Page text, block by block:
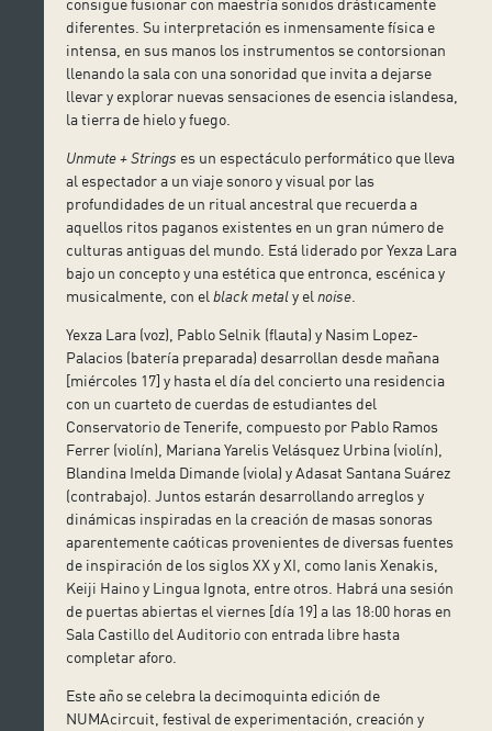
consigue fusionar con maestría sonidos drásticamente
diferentes. Su interpretación es inmensamente física e
intensa, en sus manos los instrumentos se contorsionan
llenando la sala con una sonoridad que invita a dejarse
llevar y explorar nuevas sensaciones de esencia islandesa,
la tierra de hielo y fuego.
Unmute + Strings es un espectáculo performático que lleva
al espectador a un viaje sonoro y visual por las
profundidades de un ritual ancestral que recuerda a
aquellos ritos paganos existentes en un gran número de
culturas antiguas del mundo. Está liderado por Yexza Lara
bajo un concepto y una estética que entronca, escénica y
musicalmente, con elblack metaly elnoise
Yexza Lara (voz), Pablo Selnik (flauta) y Nasim Lopez-
Palacios (batería preparada) desarrollan desde mañana
[miércoles 17] y hasta el día del concierto una residencia
con un cuarteto de cuerdas de estudiantes del
Conservatorio de Tenerife, compuesto por Pablo Ramos
Ferrer (violín), Mariana Yarelis Velásquez Urbina (violín),
Blandina Imelda Dimande (viola) y Adasat Santana Suárez
(contrabajo). Juntos estarán desarrollando arreglos y
dinámicas inspiradas en la creación de masas sonoras
aparentemente caóticas provenientes de diversas fuentes
de inspiración de los siglos XX y XI, como Ianis Xenakis,
Keiji Haino y Lingua Ignota, entre otros. Habrá una sesión
de puertas abiertas el viernes [día 19] a las 18:00 horas en
Sala Castillo del Auditorio con entrada libre hasta
completar aforo.
Este año se celebra la decimoquinta edición de
NUMAcircuit, festival de experimentación, creación y